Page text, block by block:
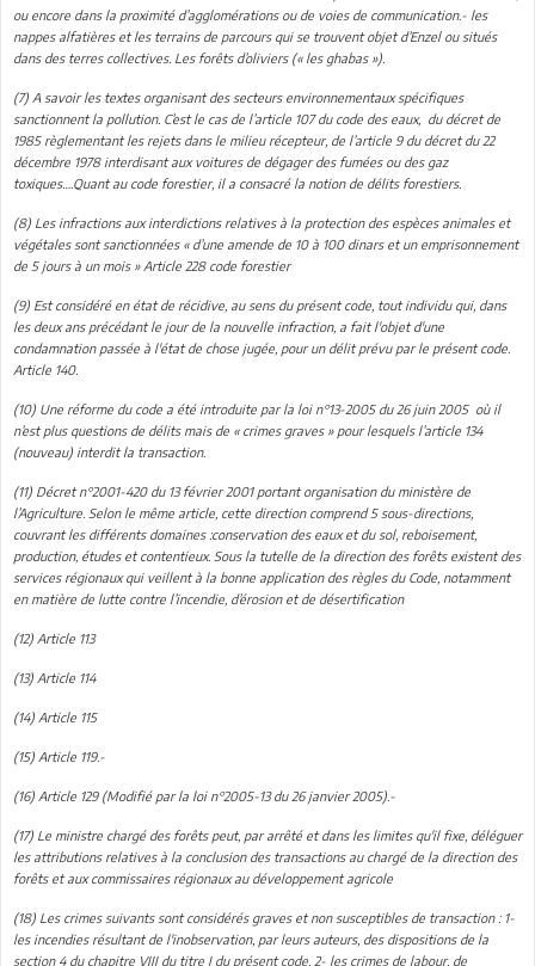
ou encore dans la proximité d’agglomérations ou de voies de communication.- les
nappes alfatières et les terrains de parcours qui se trouvent objet d’Enzel ou situés
dans des terres collectives. Les forêts d’oliviers (« les ghabas »).
(7) A savoir les textes organisant des secteurs environnementaux spécifiques
sanctionnent la pollution. C’est le cas de l’article 107 du code des eaux, du décret de
1985 règlementant les rejets dans le milieu récepteur, de l’article 9 du décret du 22
décembre 1978 interdisant aux voitures de dégager des fumées ou des gaz
toxiques….Quant au code forestier, il a consacré la notion de délits forestiers.
(8) Les infractions aux interdictions relatives à la protection des espèces animales et
végétales sont sanctionnées « d’une amende de 10 à 100 dinars et un emprisonnement
de 5 jours à un mois » Article 228 code forestier
(9) Est considéré en état de récidive, au sens du présent code, tout individu qui, dans
les deux ans précédant le jour de la nouvelle infraction, a fait l'objet d'une
condamnation passée à l'état de chose jugée, pour un délit prévu par le présent code.
Article 140.
(10) Une réforme du code a été introduite par la loi n°13-2005 du 26 juin 2005 où il
n’est plus questions de délits mais de « crimes graves » pour lesquels l’article 134
(nouveau) interdit la transaction.
(11) Décret n°2001-420 du 13 février 2001 portant organisation du ministère de
l’Agriculture. Selon le même article, cette direction comprend 5 sous-directions,
couvrant les différents domaines :conservation des eaux et du sol, reboisement,
production, études et contentieux. Sous la tutelle de la direction des forêts existent des
services régionaux qui veillent à la bonne application des règles du Code, notamment
en matière de lutte contre l’incendie, d’érosion et de désertification
(12) Article 113
(13) Article 114
(14) Article 115
(15) Article 119.-
(16) Article 129 (Modifié par la loi n°2005-13 du 26 janvier 2005).-
(17) Le ministre chargé des forêts peut, par arrêté et dans les limites qu'il fixe, déléguer
les attributions relatives à la conclusion des transactions au chargé de la direction des
forêts et aux commissaires régionaux au développement agricole
(18) Les crimes suivants sont considérés graves et non susceptibles de transaction : 1-
les incendies résultant de l'inobservation, par leurs auteurs, des dispositions de la
section 4 du chapitre VIII du titre I du présent code, 2- les crimes de labour, de